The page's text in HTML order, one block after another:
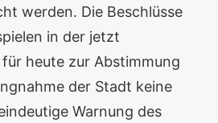
werden. Die Beschlüsse
in der jetzt
heute zur Abstimmung
der Stadt keine
Warnung des